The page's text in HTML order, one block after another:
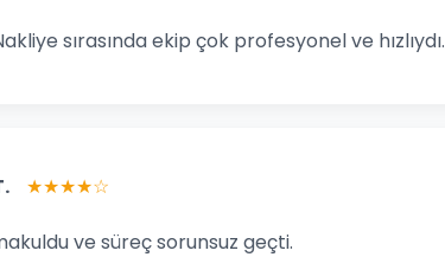
sırasında ekip çok profesyonel ve hızlıydı.
★★★★☆
ve süreç sorunsuz geçti.